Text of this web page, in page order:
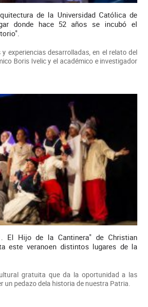
de la Universidad Católica de
donde hace 52 años se incubó el
experiencias desarrolladas, en el relato del
Boris Ivelic y el académico e investigador
El Hijo de la Cantinera" de Christian
este veranoen distintos lugares de la
gratuita que da la oportunidad a las
un pedazo dela historia de nuestra Patria.